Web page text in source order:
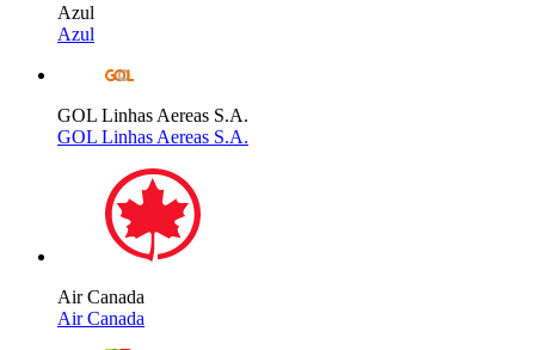
Azul
Azul
GOL Linhas Aereas S.A.
GOL Linhas Aereas S.A.
Air Canada
Air Canada